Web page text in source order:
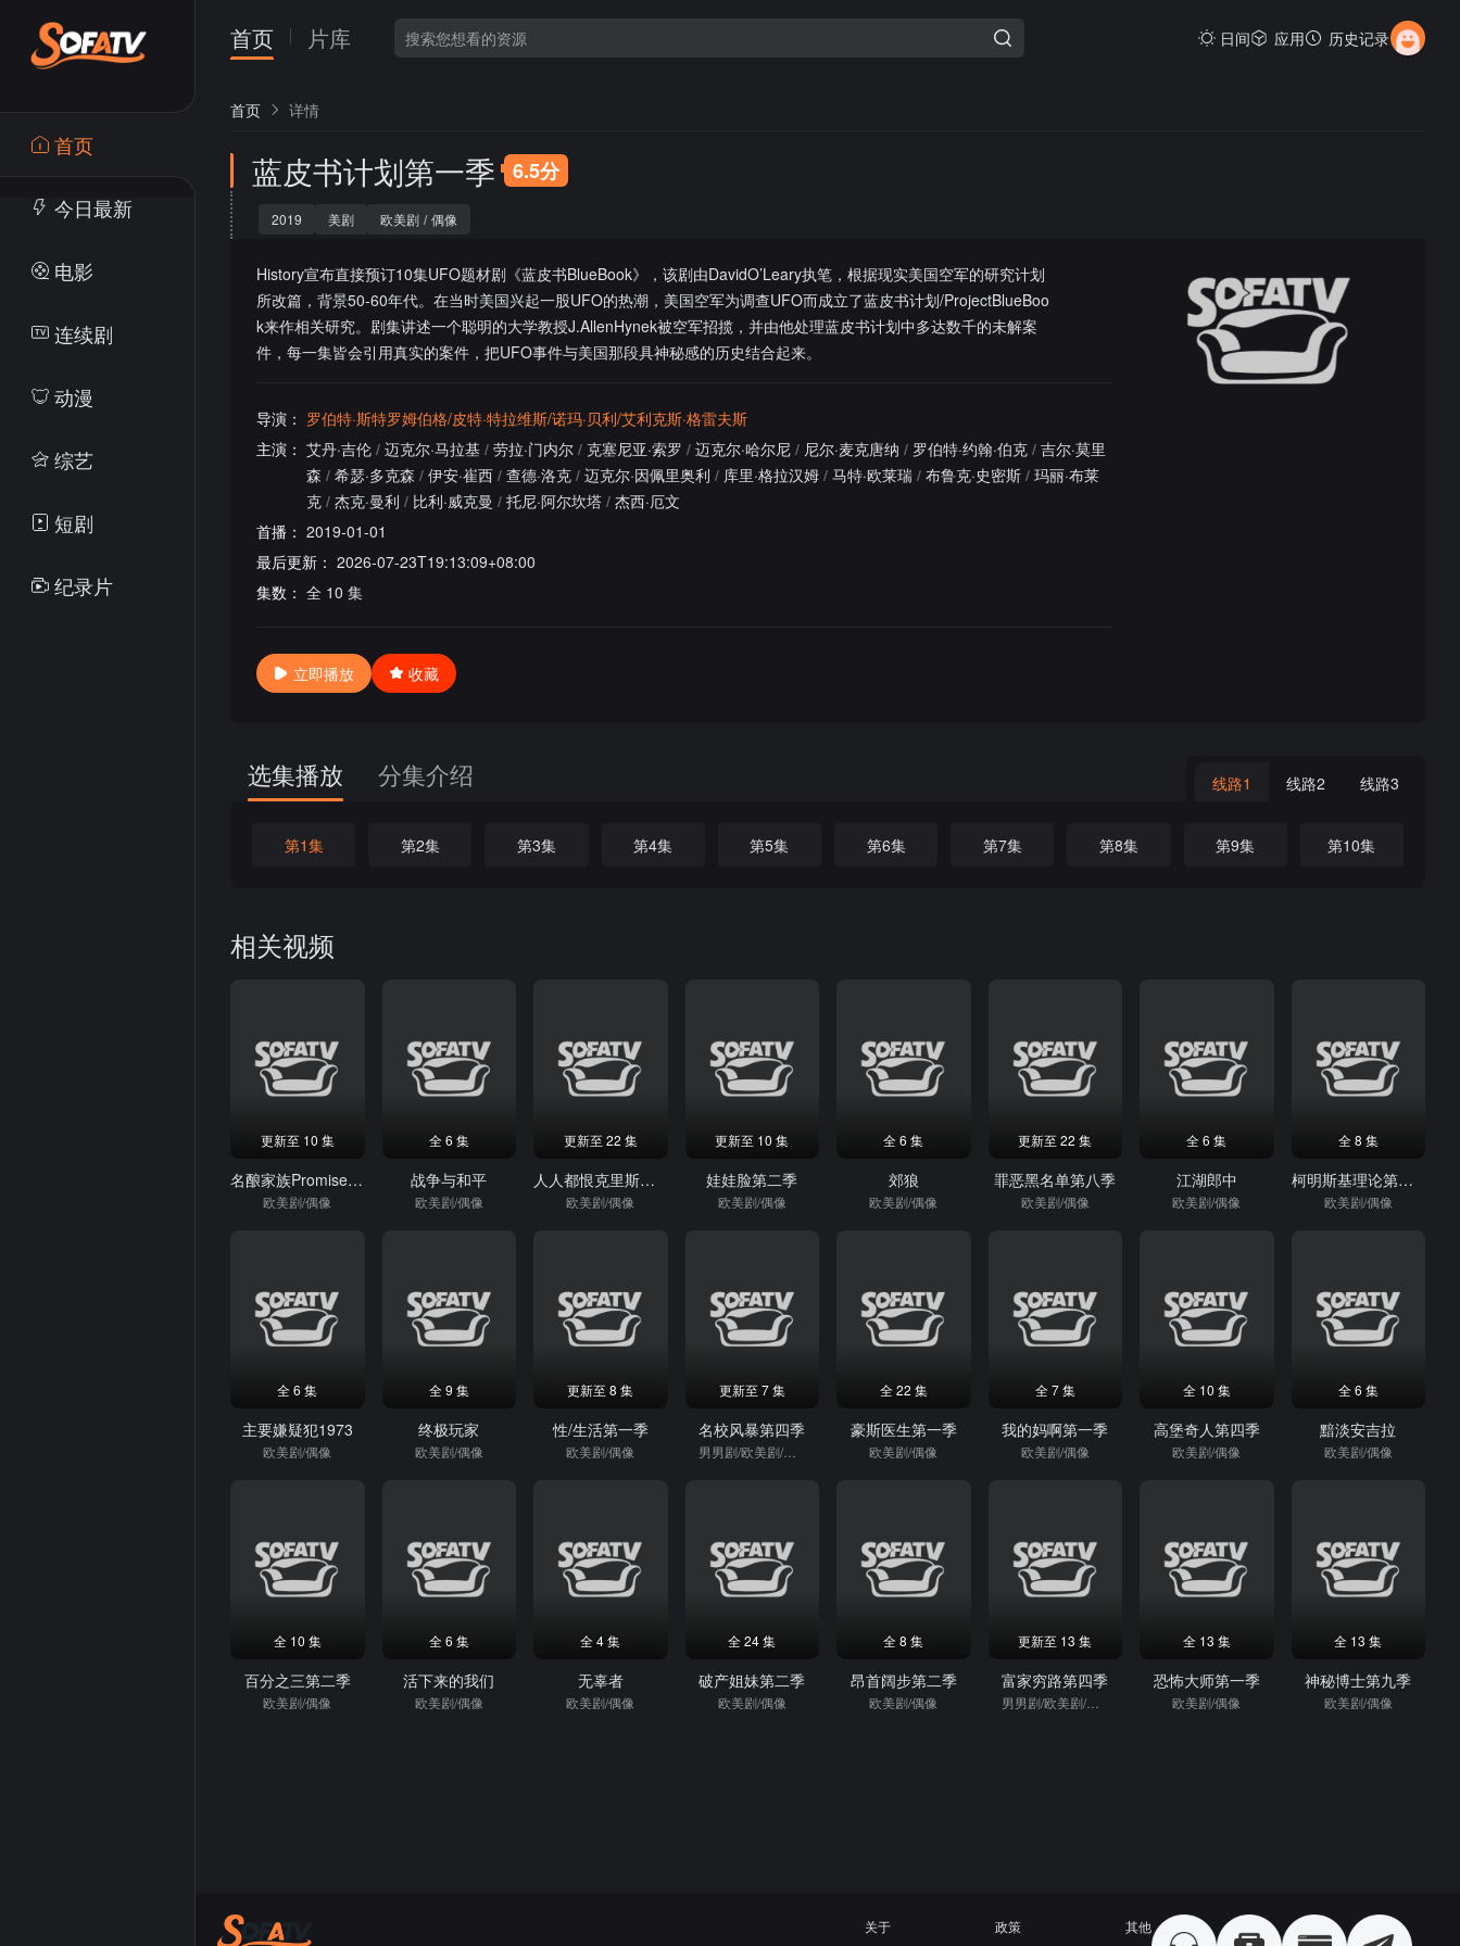
首页
今日最新
电影
连续剧
动漫
综艺
短剧
纪录片
首页 片库 日间 应用 历史记录
首页 详情
蓝皮书计划第一季 6.5分
2019 美剧 欧美剧 / 偶像
History宣布直接预订10集UFO题材剧《蓝皮书BlueBook》，该剧由DavidO’Leary执笔，根据现实美国空军的研究计划
所改篇，背景50-60年代。在当时美国兴起一股UFO的热潮，美国空军为调查UFO而成立了蓝皮书计划/ProjectBlueBoo
k来作相关研究。剧集讲述一个聪明的大学教授J.AllenHynek被空军招揽，并由他处理蓝皮书计划中多达数千的未解案
件，每一集皆会引用真实的案件，把UFO事件与美国那段具神秘感的历史结合起来。
导演： 罗伯特·斯特罗姆伯格/皮特·特拉维斯/诺玛·贝利/艾利克斯·格雷夫斯
主演： 艾丹·吉伦 / 迈克尔·马拉基 / 劳拉·门内尔 / 克塞尼亚·索罗 / 迈克尔·哈尔尼 / 尼尔·麦克唐纳 / 罗伯特·约翰·伯克 / 吉尔·莫里
森 / 希瑟·多克森 / 伊安·崔西 / 查德·洛克 / 迈克尔·因佩里奥利 / 库里·格拉汉姆 / 马特·欧莱瑞 / 布鲁克·史密斯 / 玛丽·布莱
克 / 杰克·曼利 / 比利·威克曼 / 托尼·阿尔坎塔 / 杰西·厄文
首播： 2019-01-01
最后更新： 2026-07-23T19:13:09+08:00
集数： 全 10 集
立即播放 收藏
选集播放 分集介绍 线路1 线路2 线路3
第1集 第2集 第3集 第4集 第5集 第6集 第7集 第8集 第9集 第10集
相关视频
更新至 10 集
名酿家族PromisedLand
欧美剧/偶像
全 6 集
战争与和平
欧美剧/偶像
更新至 22 集
人人都恨克里斯第二季
欧美剧/偶像
更新至 10 集
娃娃脸第二季
欧美剧/偶像
全 6 集
郊狼
欧美剧/偶像
更新至 22 集
罪恶黑名单第八季
欧美剧/偶像
全 6 集
江湖郎中
欧美剧/偶像
全 8 集
柯明斯基理论第一季
欧美剧/偶像
全 6 集
主要嫌疑犯1973
欧美剧/偶像
全 9 集
终极玩家
欧美剧/偶像
更新至 8 集
性/生活第一季
欧美剧/偶像
更新至 7 集
名校风暴第四季
男男剧/欧美剧/偶像
全 22 集
豪斯医生第一季
欧美剧/偶像
全 7 集
我的妈啊第一季
欧美剧/偶像
全 10 集
高堡奇人第四季
欧美剧/偶像
全 6 集
黯淡安吉拉
欧美剧/偶像
全 10 集
百分之三第二季
欧美剧/偶像
全 6 集
活下来的我们
欧美剧/偶像
全 4 集
无辜者
欧美剧/偶像
全 24 集
破产姐妹第二季
欧美剧/偶像
全 8 集
昂首阔步第二季
欧美剧/偶像
更新至 13 集
富家穷路第四季
男男剧/欧美剧/偶像
全 13 集
恐怖大师第一季
欧美剧/偶像
全 13 集
神秘博士第九季
欧美剧/偶像
关于
政策
其他